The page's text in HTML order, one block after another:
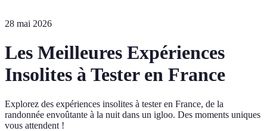
28 mai 2026
Les Meilleures Expériences
Insolites à Tester en France
Explorez des expériences insolites à tester en France, de la
randonnée envoûtante à la nuit dans un igloo. Des moments uniques
vous attendent !